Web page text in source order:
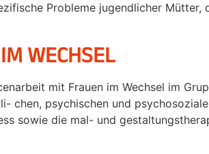
Probleme jugendlicher Mütter,
WECHSEL
mit Frauen im Wechsel im
chen, psychischen und
sowie die mal- und